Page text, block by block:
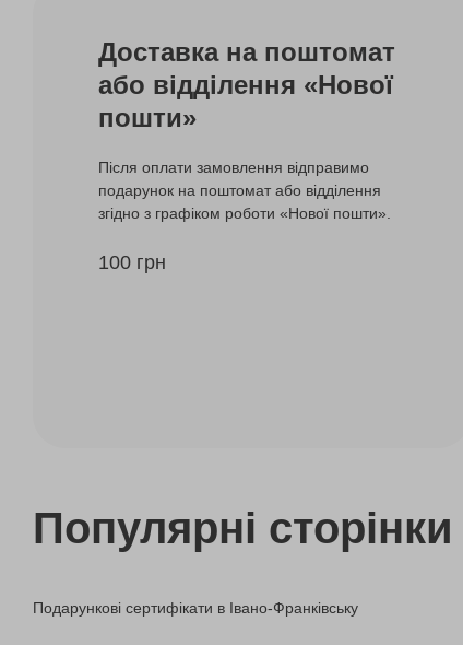
Доставка на поштомат
або відділення «Нової
пошти»
Після оплати замовлення відправимо
подарунок на поштомат або відділення
згідно з графіком роботи «Нової пошти».
100 грн
Популярні сторінки
Подарункові сертифікати в Івано-Франківську